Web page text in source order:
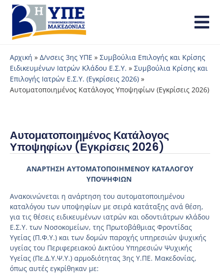
Αρχική » Δ/νσεις 3ης ΥΠΕ » Συμβούλια Επιλογής και Κρίσης
Ειδικευμένων Ιατρών Κλάδου Ε.Σ.Υ. » Συμβούλια Κρίσης και
Επιλογής Ιατρών Ε.Σ.Υ. (Εγκρίσεις 2026) »
Αυτοματοποιημένος Κατάλογος Υποψηφίων (Εγκρίσεις 2026)
Αυτοματοποιημένος Κατάλογος
Υποψηφίων (Εγκρίσεις 2026)
ΑΝΑΡΤΗΣΗ ΑΥΤΟΜΑΤΟΠΟΙΗΜΕΝΟΥ ΚΑΤΑΛΟΓΟΥ
ΥΠΟΨΗΦΙΩΝ
Ανακοινώνεται η ανάρτηση του αυτοματοποιημένου
καταλόγου των υποψηφίων με σειρά κατάταξης ανά θέση,
για τις θέσεις ειδικευμένων ιατρών και οδοντιάτρων κλάδου
Ε.Σ.Υ. των Νοσοκομείων, της Πρωτοβάθμιας Φροντίδας
Υγείας (Π.Φ.Υ.) και των δομών παροχής υπηρεσιών ψυχικής
υγείας του Περιφερειακού Δικτύου Υπηρεσιών Ψυχικής
Υγείας (Πε.Δ.Υ.Ψ.Υ.) αρμοδιότητας 3ης Υ.ΠΕ. Μακεδονίας,
όπως αυτές εγκρίθηκαν με: